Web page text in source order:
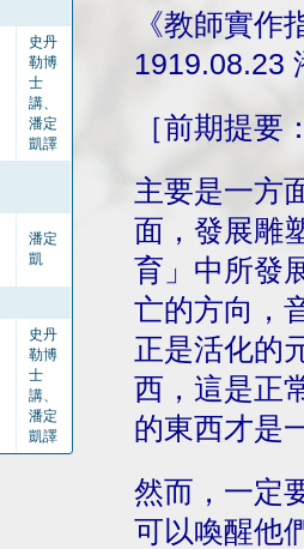
史丹
勒博
士
講、
潘定
凱譯
潘定
凱
史丹
勒博
士
講、
潘定
凱譯
《教師實
1919.08.23
［前期提要
主要是一方
面，發展雕
育」中所發
亡的方向，
正是活化的
西，這是正
的東西才是
然而，一定
可以喚醒他